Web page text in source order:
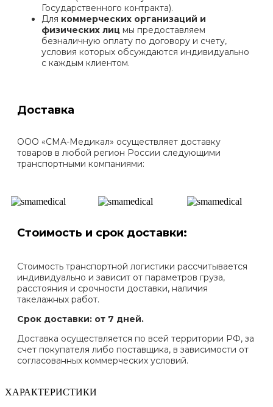
Государственного контракта).
Для коммерческих организаций и
физических лиц мы предоставляем
безналичную оплату по договору и счету,
условия которых обсуждаются индивидуально
с каждым клиентом.
Доставка
ООО «СМА-Медикал» осуществляет доставку
товаров в любой регион России следующими
транспортными компаниями:
Стоимость и срок доставки:
Стоимость транспортной логистики рассчитывается
индивидуально и зависит от параметров груза,
расстояния и срочности доставки, наличия
такелажных работ.
Срок доставки: от 7 дней.
Доставка осуществляется по всей территории РФ, за
счет покупателя либо поставщика, в зависимости от
согласованных коммерческих условий.
ХАРАКТЕРИСТИКИ